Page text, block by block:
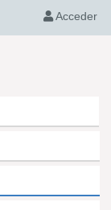
Acceder